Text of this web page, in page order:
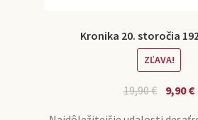
Kronika 20. storočia
ZĽAVA!
19,90€ 9,90€